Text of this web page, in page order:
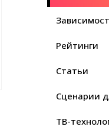
Рейтинги
Статьи
Сценарии
ТВ-